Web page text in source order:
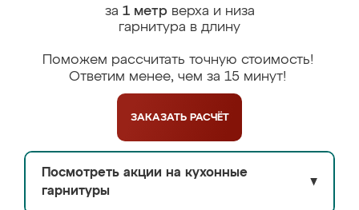
за 1 метрверха и низа
гарнитура в длину
Поможем рассчитать точную стоимость!
Ответим менее, чем за 15 минут!
ЗАКАЗАТЬ РАСЧЁТ
Посмотреть акции на кухонные
гарнитуры
▼